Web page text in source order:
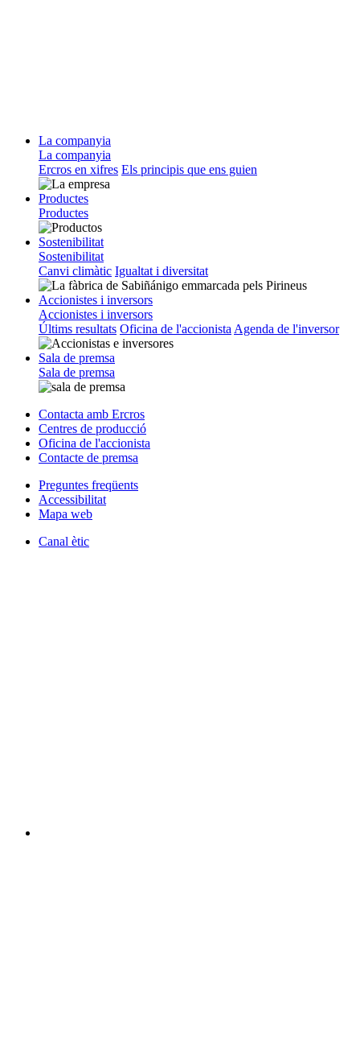
La companyia
La companyia
Ercros en xifres Els principis que ens guien
Productes
Productes
Sostenibilitat
Sostenibilitat
Canvi climàtic Igualtat i diversitat
Accionistes i inversors
Accionistes i inversors
Últims resultats Oficina de l'accionista Agenda de l'inversor
Sala de premsa
Sala de premsa
Contacta amb Ercros
Centres de producció
Oficina de l'accionista
Contacte de premsa
Preguntes freqüents
Accessibilitat
Mapa web
Canal ètic